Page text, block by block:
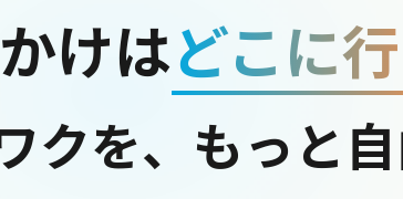
けはどこに
クを、もっと